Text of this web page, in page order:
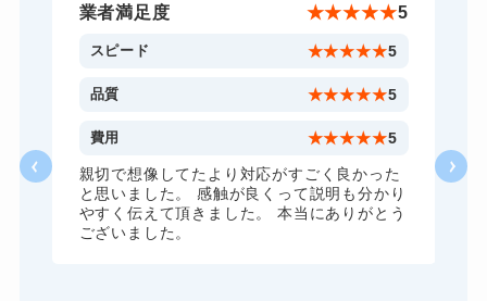
スーツケースカギ作成 19,800円～(税込)
金庫カギ開け 13,200円～(税込)
金庫カギ修理 16,500円～(税込)
13,200円～(税込)
ドアノブカギ開け 16,500円～(税込)
ドアノブカギ作成
業者満足度 ★★★★★5
スピード ★★★★★5
品質 ★★★★★5
費用 ★★★★★5
親切で想像してたより対応がすごく良かった
と思いました。 感触が良くって説明も分かり
やすく伝えて頂きました。 本当にありがとう
ございました。